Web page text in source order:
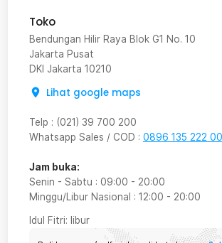
Toko
Bendungan Hilir Raya Blok G1 No. 10
Jakarta Pusat
DKI Jakarta 10210
Lihat google maps
Telp : (021) 39 700 200
Whatsapp Sales / COD : 0896 135 222 00
Jam buka:
Senin - Sabtu : 09:00 - 20:00
Minggu/Libur Nasional : 12:00 - 20:00
Idul Fitri: libur